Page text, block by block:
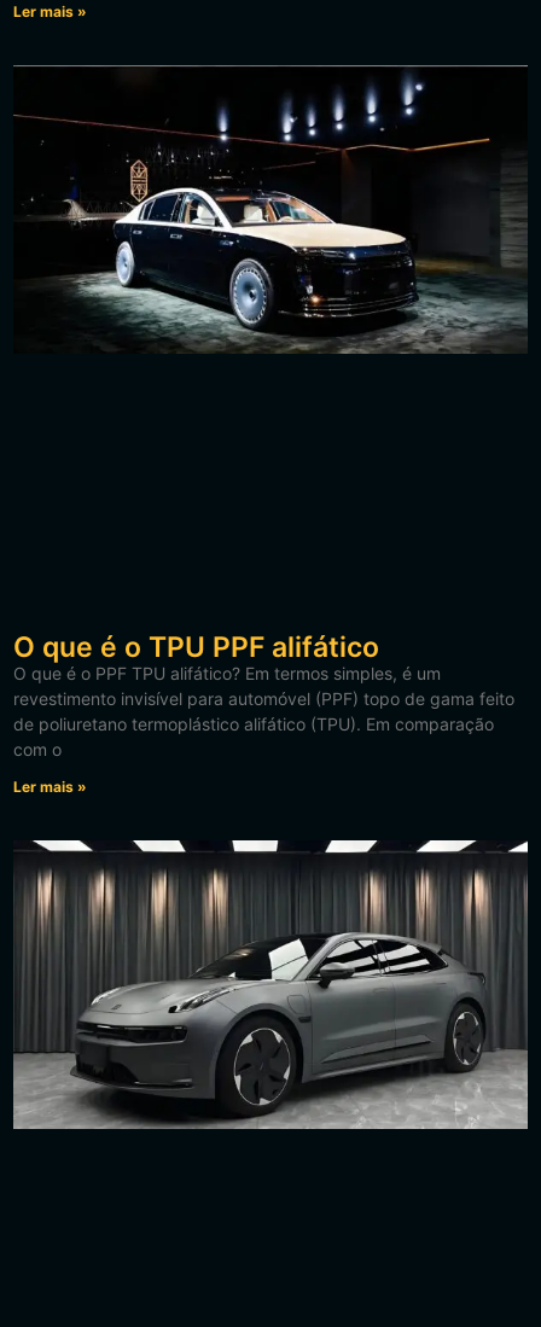
Ler mais »
O que é o TPU PPF alifático
O que é o PPF TPU alifático? Em termos simples, é um
revestimento invisível para automóvel (PPF) topo de gama feito
de poliuretano termoplástico alifático (TPU). Em comparação
com o
Ler mais »